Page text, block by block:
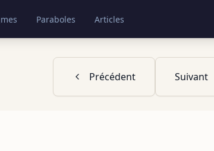
Paraboles Articles
Précédent Suivant